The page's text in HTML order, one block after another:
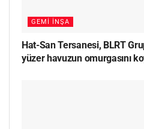
GEMI İNŞA
Hat-San Tersanesi, BLRT
yüzer havuzun omurgasını